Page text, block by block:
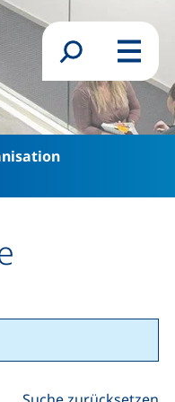
zum Inhalt
Suchformular
Menü